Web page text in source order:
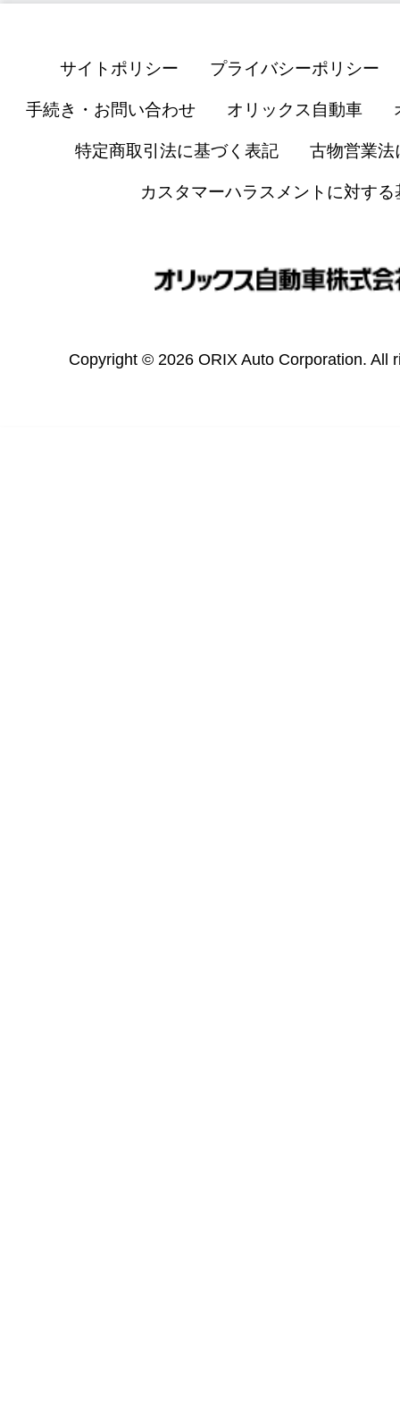
サイトポリシー プライバシーポリシー
手続き・お問い合わせ オリックス自動車
特定商取引法に基づく表記 古物営業法
カスタマーハラスメントに対する
Copyright © 2026 ORIX Auto Corporation. All